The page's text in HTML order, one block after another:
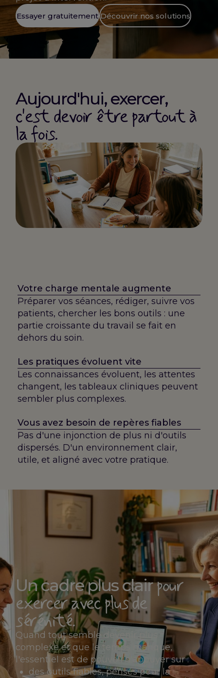
Essayer gratuitement Découvrir nos solutions
Aujourd'hui, exercer,
c'est devoir être partout à
la fois.
Votre charge mentale augmente
Préparer vos séances, rédiger, suivre vos
patients, chercher les bons outils : une
partie croissante du travail se fait en
dehors du soin.
Les pratiques évoluent vite
Les connaissances évoluent, les attentes
changent, les tableaux cliniques peuvent
sembler plus complexes.
Vous avez besoin de repères fiables
Pas d'une injonction de plus ni d'outils
dispersés. D'un environnement clair,
utile, et aligné avec votre pratique.
Un cadre plus clairpour
exercer avec plus de
sérénité.
Quand tout semble devenir plus
complexe et que le temps manque,
l'essentiel est de pouvoir s'appuyer sur :
des outils fiables, pensés pour la